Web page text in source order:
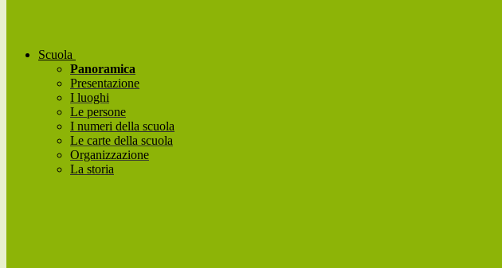
Scuola
Panoramica
Presentazione
I luoghi
Le persone
I numeri della scuola
Le carte della scuola
Organizzazione
La storia